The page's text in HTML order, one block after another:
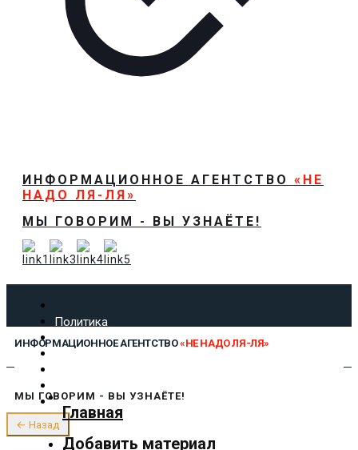
ИНФОРМАЦИОННОЕ АГЕНТСТВО «НЕ
НАДО ЛЯ-ЛЯ»
МЫ ГОВОРИМ - ВЫ УЗНАЁТЕ!
Политика
Экономика
Культура
Предложить новость
О нас
ИНФОРМАЦИОННОЕ АГЕНТСТВО«НЕ НАДО ЛЯ-ЛЯ»
Главная
Добавить материал
МЫ ГОВОРИМ - ВЫ УЗНАЁТЕ!
← Назад